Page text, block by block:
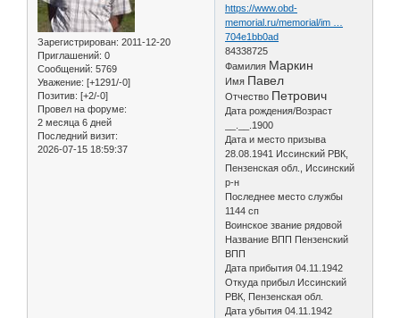
Зарегистрирован: 2011-12-20
Приглашений: 0
Сообщений: 5769
Уважение: [+1291/-0]
Позитив: [+2/-0]
Провел на форуме:
2 месяца 6 дней
Последний визит:
2026-07-15 18:59:37
https://www.obd-
memorial.ru/memorial/im …
704e1bb0ad
84338725
Фамилия Маркин
Имя Павел
Отчество Петрович
Дата рождения/Возраст
__.__.1900
Дата и место призыва
28.08.1941 Иссинский РВК,
Пензенская обл., Иссинский
р-н
Последнее место службы
1144 сп
Воинское звание рядовой
Название ВПП Пензенский
ВПП
Дата прибытия 04.11.1942
Откуда прибыл Иссинский
РВК, Пензенская обл.
Дата убытия 04.11.1942